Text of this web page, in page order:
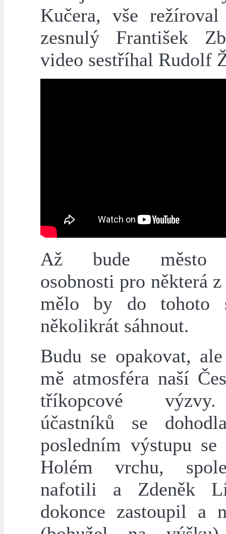
Kučera, vše režíroval
zesnulý František
video sestříhal Rudolf
Až bude město
osobnosti pro některá
mělo by do tohoto
několikrát sáhnout.
Budu se opakovat,
mě atmosféra naší
tříkopcové
účastníků se
posledním výstupu se
Holém vrchu,
nafotili a Zdeněk
dokonce zastoupil a